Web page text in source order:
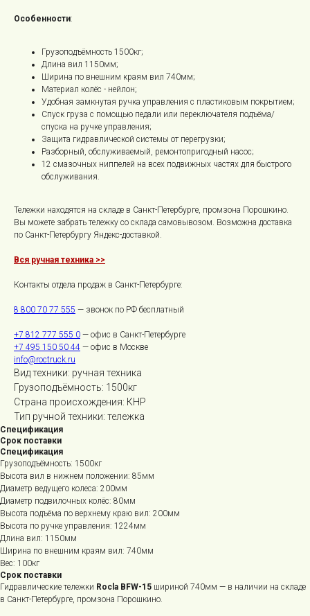
Особенности:
Грузоподъёмность 1500кг;
Длина вил 1150мм;
Ширина по внешним краям вил 740мм;
Материал колёс - нейлон;
Удобная замкнутая ручка управления с пластиковым покрытием;
Спуск груза с помощью педали или переключателя подъёма/
спуска на ручке управления;
Защита гидравлической системы от перегрузки;
Разборный, обслуживаемый, ремонтопригодный насос;
12 смазочных ниппелей на всех подвижных частях для быстрого
обслуживания.
Тележки находятся на складе в Санкт-Петербурге, промзона Порошкино.
Вы можете забрать тележку со склада самовывозом. Возможна доставка
по Санкт-Петербургу Яндекс-доставкой.
Вся ручная техника >>
Контакты отдела продаж в Санкт-Петербурге:
8 800 70 77 555 — звонок по РФ бесплатный
+7 812 777 555 0 — офис в Санкт-Петербурге
+7 495 150 50 44 — офис в Москве
info@roctruck.ru
Вид техники: ручная техника
Грузоподъёмность: 1500кг
Страна происхождения: КНР
Тип ручной техники: тележка
Спецификация
Срок поставки
Спецификация
Грузоподъёмность: 1500кг
Высота вил в нижнем положении: 85мм
Диаметр ведущего колеса: 200мм
Диаметр подвилочных колёс: 80мм
Высота подъёма по верхнему краю вил: 200мм
Высота по ручке управления: 1224мм
Длина вил: 1150мм
Ширина по внешним краям вил: 740мм
Вес: 100кг
Срок поставки
Гидравлические тележки Rocla BFW-15 шириной 740мм — в наличии на складе
в Санкт-Петербурге, промзона Порошкино.